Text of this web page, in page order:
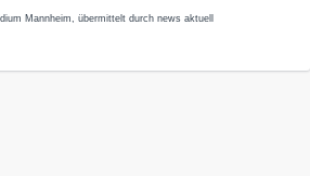
Mannheim, übermittelt durch news aktuell